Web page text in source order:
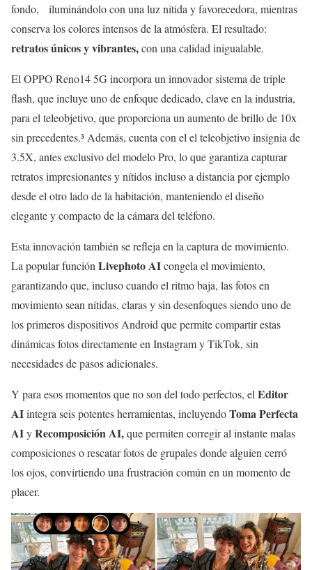
fondo, iluminándolo con una luz nítida y favorecedora, mientras
conserva los colores intensos de la atmósfera. El resultado:
retratos únicos y vibrantes,con una calidad inigualable.
El OPPO Reno14 5G incorpora un innovador sistema de triple
flash, que incluye uno de enfoque dedicado, clave en la industria,
para el teleobjetivo, que proporciona un aumento de brillo de 10x
sin precedentes.³ Además, cuenta con el el teleobjetivo insignia de
3.5X, antes exclusivo del modelo Pro, lo que garantiza capturar
retratos impresionantes y nítidos incluso a distancia por ejemplo
desde el otro lado de la habitación, manteniendo el diseño
elegante y compacto de la cámara del teléfono.
Esta innovación también se refleja en la captura de movimiento.
La popular función Livephoto AIcongela el movimiento,
garantizando que, incluso cuando el ritmo baja, las fotos en
movimiento sean nítidas, claras y sin desenfoques siendo uno de
los primeros dispositivos Android que permite compartir estas
dinámicas fotos directamente en Instagram y TikTok, sin
necesidades de pasos adicionales.
Y para esos momentos que no son del todo perfectos, el Editor
AIintegra seis potentes herramientas, incluyendoToma Perfecta
AIyRecomposición AI,que permiten corregir al instante malas
composiciones o rescatar fotos de grupales donde alguien cerró
los ojos, convirtiendo una frustración común en un momento de
placer.